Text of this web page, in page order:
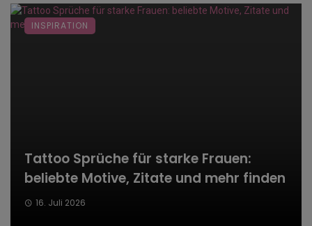
Tattoo Sprüche für starke Frauen:
beliebte Motive, Zitate und mehr finden
16. Juli 2026
INSPIRATION